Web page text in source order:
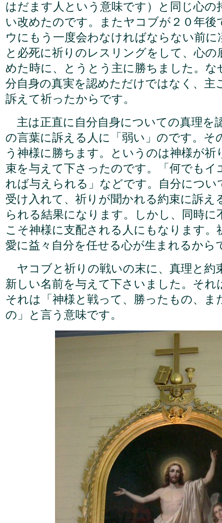
はだます人という意味です）と同じ心の
い改めたのです。またヤコブが２０年
ウにもう一度会わなければならない前
と必死に祈りのレスリングをして、心
めた時に、とうとう主に勝ちました。
分自身の真実を認めただけではなく、主
訴えて祈ったからです。
主は正直に自分自身についての真理を
の言葉に訴える人に「弱い」のです。そ
う神様に勝ちます。というのは神様が
束を与えて下さったのです。「何でも
れば与えられる」などです。自分につい
受け入れて、祈りが聞かれる約束に訴え
られる結果になります。しかし、同時
こそ神様に支配される人にもなります
愛に益々自分を任せる心が生まれるから
ヤコブと祈りの戦いの末に、真理と約
新しい名前を与えて下さいました。そ
それは「神様と戦って、勝ったもの、ま
の」と言う意味です。